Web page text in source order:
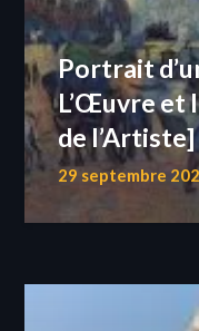
Portrait
L’Œuvre et
de l’Artiste]
29 septembre